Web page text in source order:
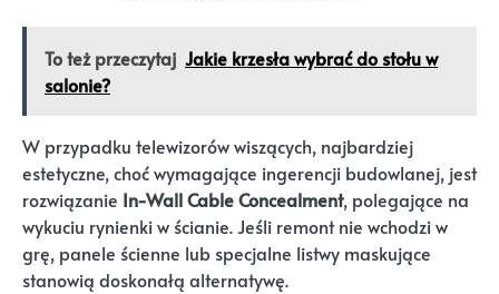
To też przeczytaj Jakie krzesła wybrać do stołu w
salonie?
W przypadku telewizorów wiszących, najbardziej
estetyczne, choć wymagające ingerencji budowlanej, jest
rozwiązanie In-Wall Cable Concealment, polegające na
wykuciu rynienki w ścianie. Jeśli remont nie wchodzi w
grę, panele ścienne lub specjalne listwy maskujące
stanowią doskonałą alternatywę.